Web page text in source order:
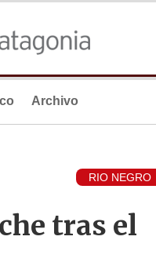
Archivo
RIO NEGRO
tras el